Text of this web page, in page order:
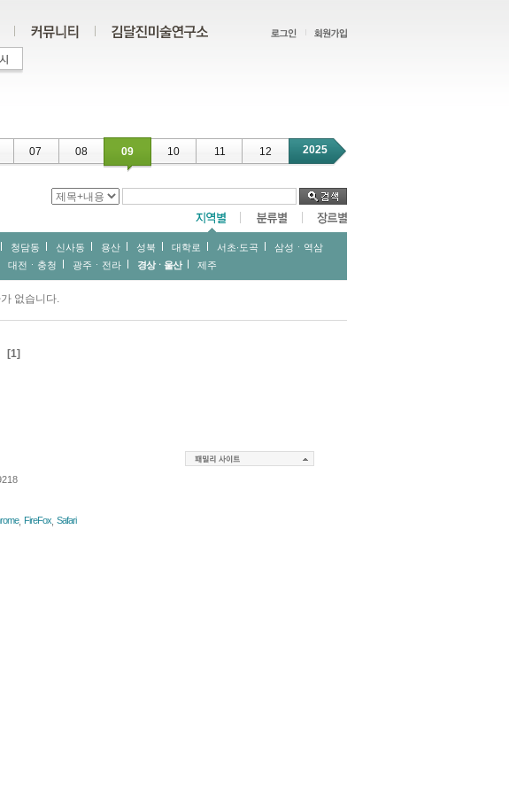
07 08 09 10 11 12 2025
청담동 신사동 용산 성북 대학로 서초∙도곡
삼성ㆍ역삼
대전ㆍ충청 광주ㆍ전라 경상ㆍ울산 제주
없습니다.
[1]
, FireFox Safari